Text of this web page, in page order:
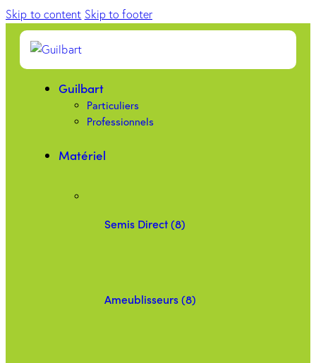
Skip to content Skip to footer
Guilbart
Particuliers
Professionnels
Matériel
Semis Direct (8)
Ameublisseurs (8)